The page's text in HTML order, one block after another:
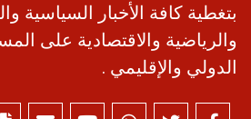
بتغطية كافة الأخبار السياسية
والرياضية والاقتصادية على
الدولي والإقليمي .